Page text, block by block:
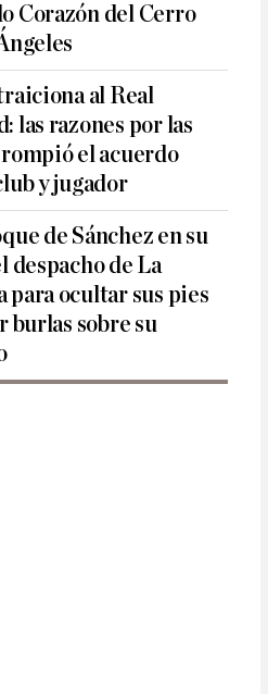
Corazón del Cerro
al Real
las razones por las
rompió el acuerdo
y jugador
de Sánchez en su
despacho de La
para ocultar sus pies
burlas sobre su